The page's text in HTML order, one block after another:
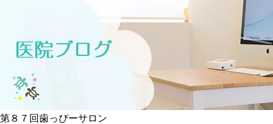
第８７回歯っぴーサロン